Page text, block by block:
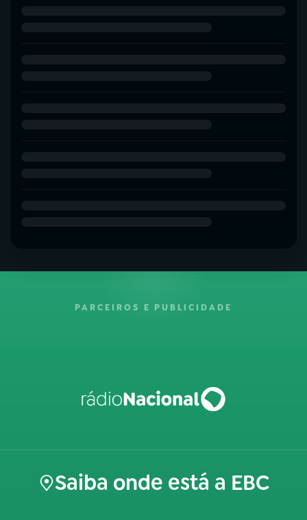
PARCEIROS E PUBLICIDADE
Saiba onde está a EBC